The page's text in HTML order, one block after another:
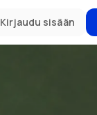
Kirjaudu sisään